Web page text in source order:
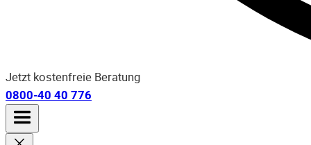
Jetzt kostenfreie Beratung
0800-40 40 776